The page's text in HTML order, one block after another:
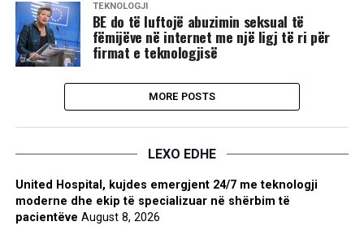
TEKNOLOGJI
BE do të luftojë abuzimin seksual të
fëmijëve në internet me një ligj të ri për
firmat e teknologjisë
MORE POSTS
LEXO EDHE
United Hospital, kujdes emergjent 24/7 me teknologji
moderne dhe ekip të specializuar në shërbim të
pacientëve August 8, 2026